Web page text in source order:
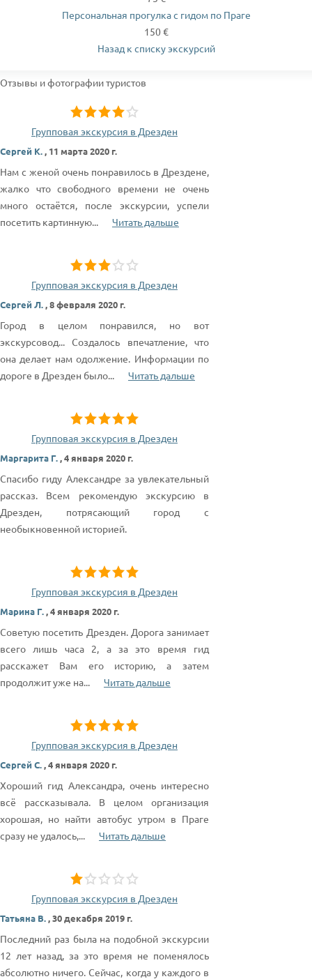
Персональная прогулка с гидом по Праге
150 €
Назад к списку экскурсий
Отзывы и фотографии туристов
Групповая экскурсия в Дрезден
Сергей К., 11 марта 2020 г.
Нам с женой очень понравилось в Дрездене,
жалко что свободного времени не очень
много остаётся, после экскурсии, успели
посетить картинную... Читать дальше
Групповая экскурсия в Дрезден
Сергей Л.,8 февраля 2020 г.
Город в целом понравился, но вот
экскурсовод... Создалось впечатление, что
она делает нам одолжение. Информации по
дороге в Дрезден было... Читать дальше
Групповая экскурсия в Дрезден
Маргарита Г.,4 января 2020 г.
Спасибо гиду Александре за увлекательный
рассказ. Всем рекомендую экскурсию в
Дрезден, потрясающий город с
необыкновенной историей.
Групповая экскурсия в Дрезден
Марина Г.,4 января 2020 г.
Советую посетить Дрезден. Дорога занимает
всего лишь часа 2, а за это время гид
расскажет Вам его историю, а затем
продолжит уже на... Читать дальше
Групповая экскурсия в Дрезден
Сергей С.,4 января 2020 г.
Хороший гид Александра, очень интересно
всё рассказывала. В целом организация
хорошая, но найти автобус утром в Праге
сразу не удалось,... Читать дальше
Групповая экскурсия в Дрезден
Татьяна В.,30 декабря 2019 г.
Последний раз была на подобной экскурсии
12 лет назад, за это время не поменялось
абсолютно ничего. Сейчас, когда у каждого в